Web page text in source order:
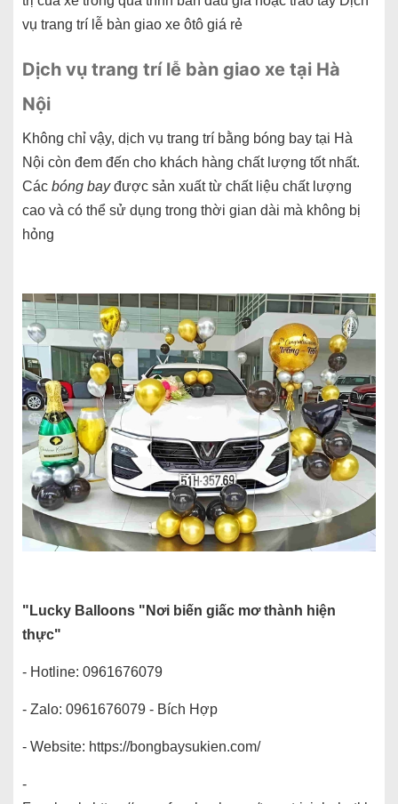
vụ trang trí lễ bàn giao xe ôtô giá rẻ
Dịch vụ trang trí lễ bàn giao xe tại Hà
Nội
Không chỉ vậy, dịch vụ trang trí bằng bóng bay tại Hà
Nội còn đem đến cho khách hàng chất lượng tốt nhất.
Các bóng bayđược sản xuất từ chất liệu chất lượng
cao và có thể sử dụng trong thời gian dài mà không bị
hỏng
"Lucky Balloons "Nơi biến giấc mơ thành hiện
thực"
- Hotline: 0961676079
- Zalo: 0961676079 - Bích Hợp
- Website: https://bongbaysukien.com/
-